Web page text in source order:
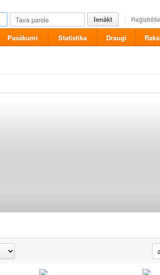
Ienākt
Pasākumi Statistika Draugi